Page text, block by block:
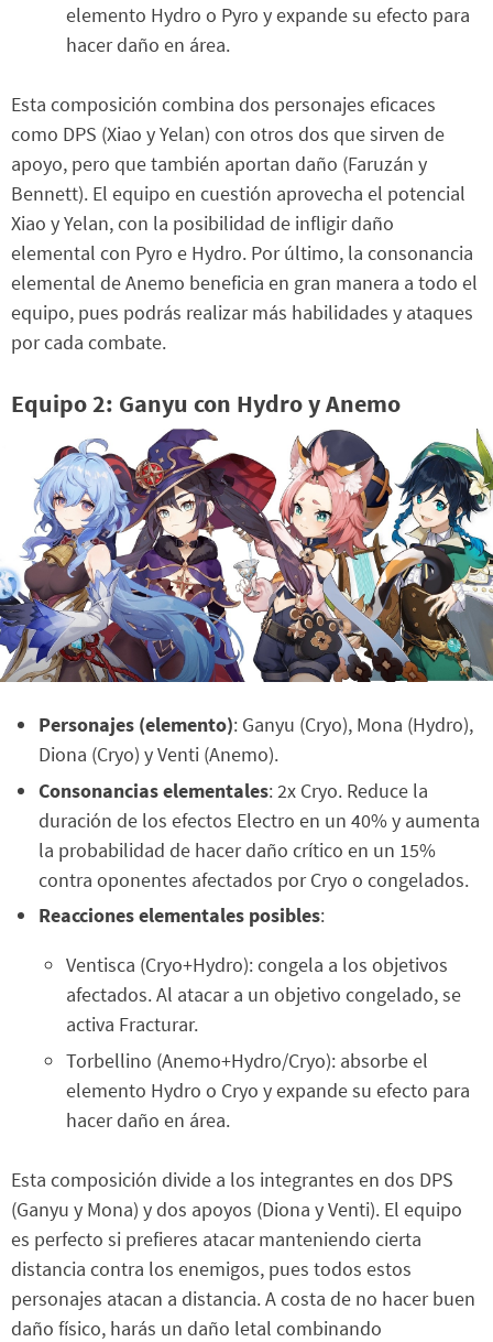
elemento Hydro o Pyro y expande su efecto para
hacer daño en área.
Esta composición combina dos personajes eficaces
como DPS (Xiao y Yelan) con otros dos que sirven de
apoyo, pero que también aportan daño (Faruzán y
Bennett). El equipo en cuestión aprovecha el potencial
Xiao y Yelan, con la posibilidad de infligir daño
elemental con Pyro e Hydro. Por último, la consonancia
elemental de Anemo beneficia en gran manera a todo el
equipo, pues podrás realizar más habilidades y ataques
por cada combate.
Equipo 2: Ganyu con Hydro y Anemo
Personajes (elemento): Ganyu (Cryo), Mona (Hydro),
Diona (Cryo) y Venti (Anemo).
Consonancias elementales: 2x Cryo. Reduce la
duración de los efectos Electro en un 40% y aumenta
la probabilidad de hacer daño crítico en un 15%
contra oponentes afectados por Cryo o congelados.
Reacciones elementales posibles:
Ventisca (Cryo+Hydro): congela a los objetivos
afectados. Al atacar a un objetivo congelado, se
activa Fracturar.
Torbellino (Anemo+Hydro/Cryo): absorbe el
elemento Hydro o Cryo y expande su efecto para
hacer daño en área.
Esta composición divide a los integrantes en dos DPS
(Ganyu y Mona) y dos apoyos (Diona y Venti). El equipo
es perfecto si prefieres atacar manteniendo cierta
distancia contra los enemigos, pues todos estos
personajes atacan a distancia. A costa de no hacer buen
daño físico, harás un daño letal combinando